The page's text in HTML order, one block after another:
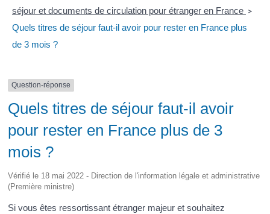
séjour et documents de circulation pour étranger en France >
Quels titres de séjour faut-il avoir pour rester en France plus
de 3 mois ?
Question-réponse
Quels titres de séjour faut-il avoir
pour rester en France plus de 3
mois ?
Vérifié le 18 mai 2022 - Direction de l'information légale et administrative
(Première ministre)
Si vous êtes ressortissant étranger majeur et souhaitez